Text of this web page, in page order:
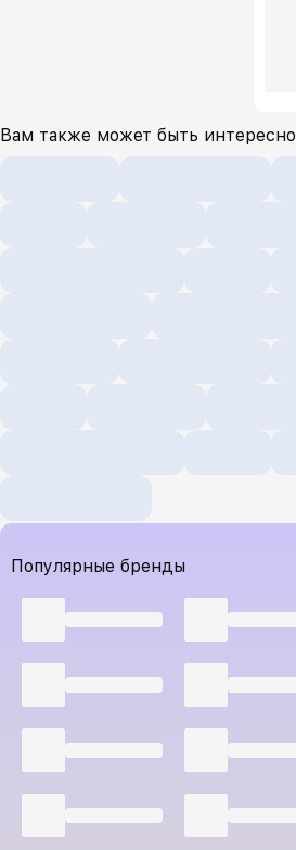
Вам также может быть интересно
Популярные бренды